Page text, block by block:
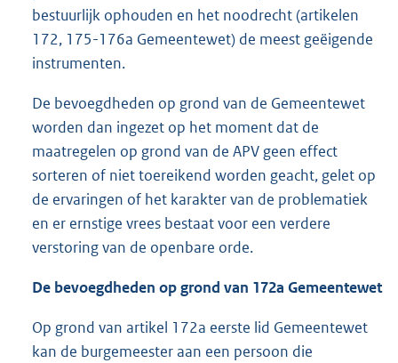
bestuurlijk ophouden en het noodrecht (artikelen
172, 175-176a Gemeentewet) de meest geëigende
instrumenten.
De bevoegdheden op grond van de Gemeentewet
worden dan ingezet op het moment dat de
maatregelen op grond van de APV geen effect
sorteren of niet toereikend worden geacht, gelet op
de ervaringen of het karakter van de problematiek
en er ernstige vrees bestaat voor een verdere
verstoring van de openbare orde.
De bevoegdheden op grond van 172a Gemeentewet
Op grond van artikel 172a eerste lid Gemeentewet
kan de burgemeester aan een persoon die